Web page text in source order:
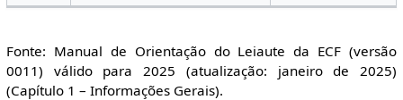
Fonte: Manual de Orientação do Leiaute da ECF (versão
0011) válido para 2025 (atualização: janeiro de 2025)
(Capítulo 1 – Informações Gerais).